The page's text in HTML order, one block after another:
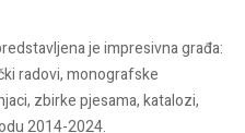
je impresivna građa:
radovi, monografske
zbirke pjesama, katalozi,
2014-2024.